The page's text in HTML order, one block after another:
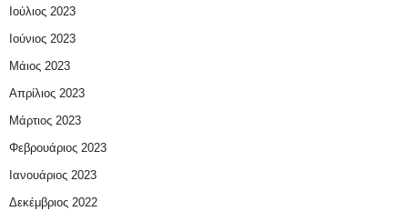
Ιούλιος 2023
Ιούνιος 2023
Μάιος 2023
Απρίλιος 2023
Μάρτιος 2023
Φεβρουάριος 2023
Ιανουάριος 2023
Δεκέμβριος 2022